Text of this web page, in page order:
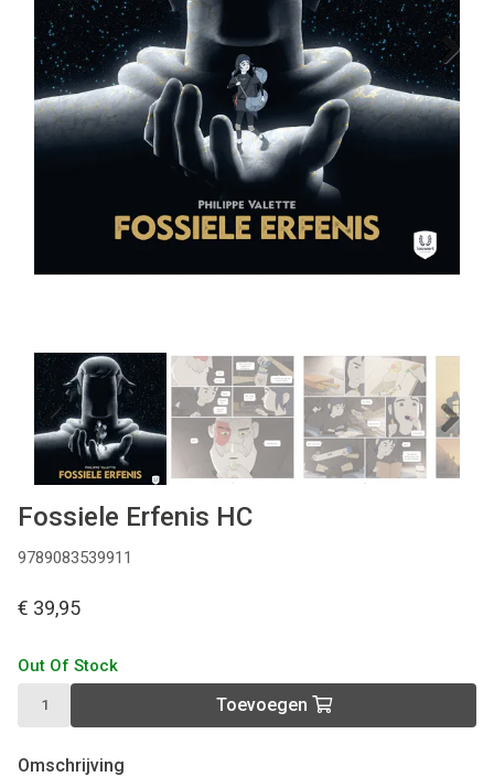
MANGA
COMICS
CADEAUBON
Next
Previous Next
Fossiele Erfenis HC
9789083539911
€ 39,95
Out Of Stock
Toevoegen
Omschrijving